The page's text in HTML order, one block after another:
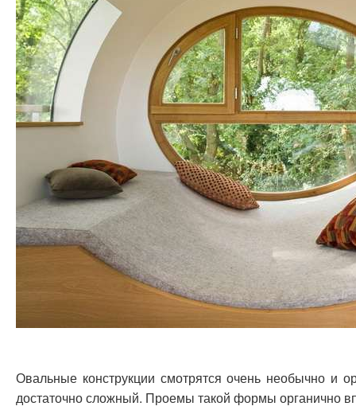
Овальные конструкции смотрятся очень необычно и
достаточно сложный. Проемы такой формы органично